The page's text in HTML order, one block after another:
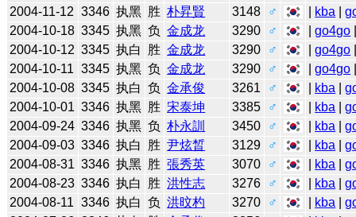
2004-11-12 3346 执黑 胜 朴昇賢 3148 ♂ kba |
2004-10-18 3345 执黑 负 金成龙 3290 ♂ |go4go
2004-10-12 3345 执白 胜 金成龙 3290 ♂ |go4go
2004-10-11 3345 执黑 负 金成龙 3290 ♂ |go4go
2004-10-08 3345 执白 负 金承俊 3261 ♂ kba |
2004-10-01 3346 执黑 胜 宋泰坤 3385 ♂ kba |
2004-09-24 3346 执黑 负 朴永訓 3450 ♂ kba |
2004-09-03 3346 执白 胜 尹炫晳 3129 ♂ kba |
2004-08-31 3346 执黑 胜 張秀英 3070 ♂ kba |
2004-08-23 3346 执白 胜 洪性志 3276 ♂ kba |
2004-08-11 3346 执白 负 洪旼杓 3270 ♂ kba |